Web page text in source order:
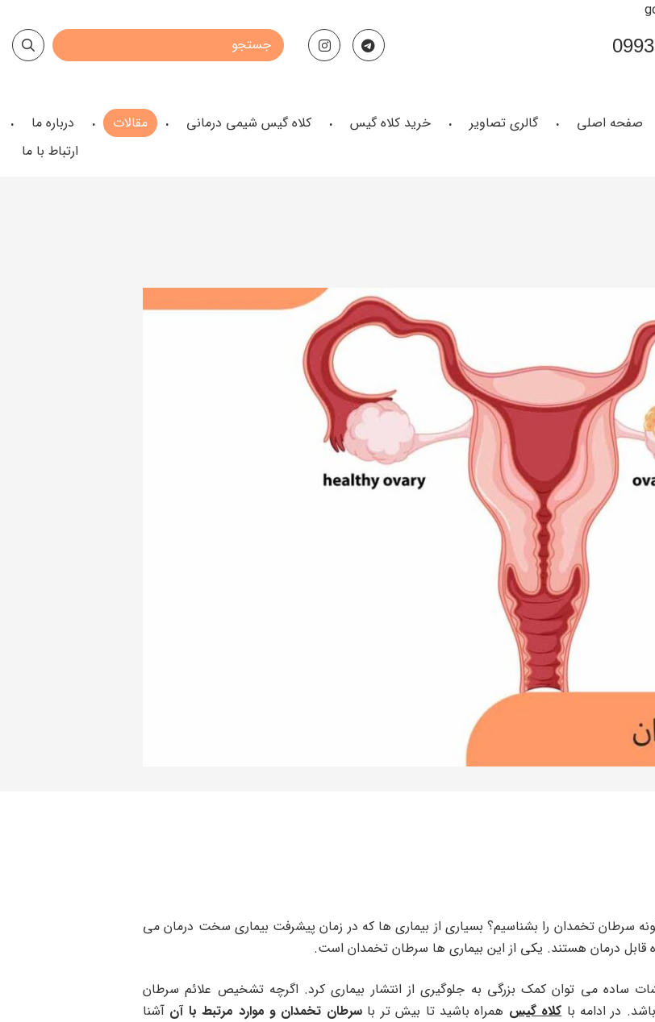
صفحه اصلی گالری تصاویر خرید کلاه گیس کلاه گیس شیمی درمانی مقالات
درباره ما
ارتباط با ما
سرطان تخمدان را بشناسیم؟ بسیاری از بیماری ها که در زمان پیشرفت بیماری سخت درمان می
قابل درمان هستند. یکی از این بیماری ها سرطان تخمدان است.
ساده می توان کمک بزرگی به جلوگیری از انتشار بیماری کرد. اگرچه تشخیص علائم سرطان
در ادامه باکلاه گیس همراه باشید تا بیش تر باسرطان تخمدان و موارد مرتبط با آن آشنا